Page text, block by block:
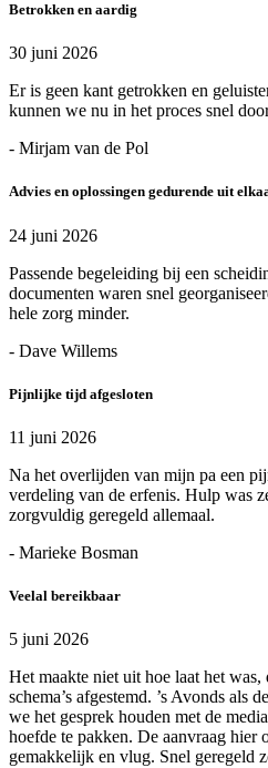
Betrokken en aardig
30 juni 2026
Er is geen kant getrokken en
kunnen we nu in het proces snel
- Mirjam van de Pol
Advies en oplossingen gedurende uit
24 juni 2026
Passende begeleiding bij een
documenten waren snel
hele zorg minder.
- Dave Willems
Pijnlijke tijd afgesloten
11 juni 2026
Na het overlijden van mijn pa een
verdeling van de erfenis. Hulp was
zorgvuldig geregeld allemaal.
- Marieke Bosman
Veelal bereikbaar
5 juni 2026
Het maakte niet uit hoe laat het was,
schema’s afgestemd. ’s Avonds als
we het gesprek houden met de
hoefde te pakken. De aanvraag hier
gemakkelijk en vlug. Snel geregeld